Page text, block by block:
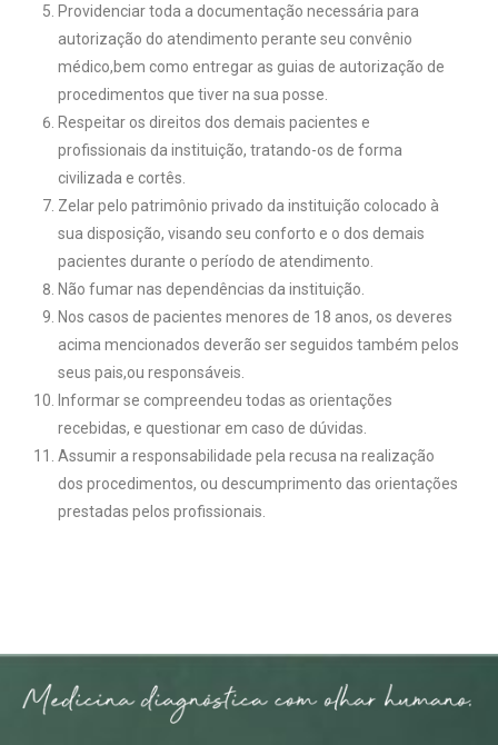
Providenciar toda a documentação necessária para
autorização do atendimento perante seu convênio
médico,bem como entregar as guias de autorização de
procedimentos que tiver na sua posse.
Respeitar os direitos dos demais pacientes e
profissionais da instituição, tratando-os de forma
civilizada e cortês.
Zelar pelo patrimônio privado da instituição colocado à
sua disposição, visando seu conforto e o dos demais
pacientes durante o período de atendimento.
Não fumar nas dependências da instituição.
Nos casos de pacientes menores de 18 anos, os deveres
acima mencionados deverão ser seguidos também pelos
seus pais,ou responsáveis.
Informar se compreendeu todas as orientações
recebidas, e questionar em caso de dúvidas.
Assumir a responsabilidade pela recusa na realização
dos procedimentos, ou descumprimento das orientações
prestadas pelos profissionais.